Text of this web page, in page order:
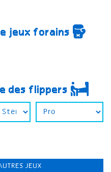
jeux forains
des flippers
JEUX